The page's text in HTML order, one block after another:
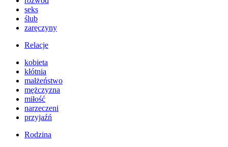
seks
ślub
zaręczyny
Relacje
kobieta
kłótnia
małżeństwo
mężczyzna
miłość
narzeczeni
przyjaźń
Rodzina